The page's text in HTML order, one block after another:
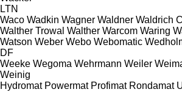
LTN
Waco Wadkin Wagner Waldner Waldrich
Walther Trowal Walther Warcom Waring
Watson Weber Webo Webomatic
DF
Weeke Wegoma Wehrmann Weiler
Weinig
Hydromat Powermat Profimat Rondamat